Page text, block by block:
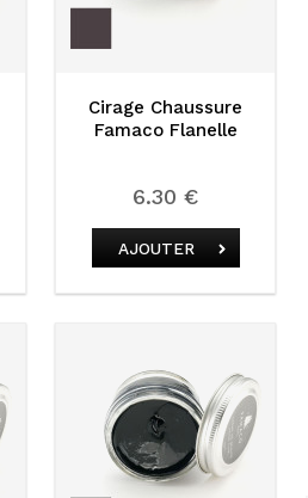
Cirage Chaussure
Famaco Flanelle
6.30 €
AJOUTER